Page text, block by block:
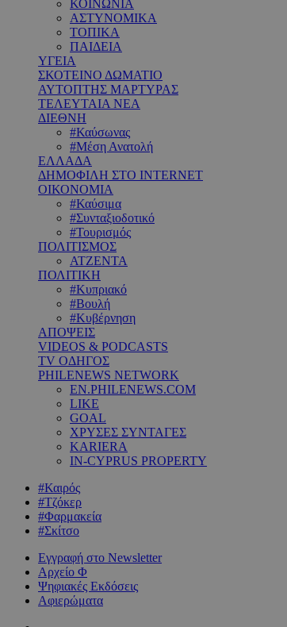
ΚΟΙΝΩΝΙΑ
ΑΣΤΥΝΟΜΙΚΑ
ΤΟΠΙΚΑ
ΠΑΙΔΕΙΑ
ΥΓΕΙΑ
ΣΚΟΤΕΙΝΟ ΔΩΜΑΤΙΟ
ΑΥΤΟΠΤΗΣ ΜΑΡΤΥΡΑΣ
ΤΕΛΕΥΤΑΙΑ ΝΕΑ
ΔΙΕΘΝΗ
#Καύσωνας
#Μέση Ανατολή
ΕΛΛΑΔΑ
ΔΗΜΟΦΙΛΗ ΣΤΟ INTERNET
ΟΙΚΟΝΟΜΙΑ
#Καύσιμα
#Συνταξιοδοτικό
#Τουρισμός
ΠΟΛΙΤΙΣΜΟΣ
ΑΤΖΕΝΤΑ
ΠΟΛΙΤΙΚΗ
#Κυπριακό
#Βουλή
#Κυβέρνηση
ΑΠΟΨΕΙΣ
VIDEOS & PODCASTS
TV ΟΔΗΓΟΣ
PHILENEWS NETWORK
EN.PHILENEWS.COM
LIKE
GOAL
ΧΡΥΣΕΣ ΣΥΝΤΑΓΕΣ
KARIERA
IN-CYPRUS PROPERTY
#Καιρός
#Τζόκερ
#Φαρμακεία
#Σκίτσο
Εγγραφή στο Newsletter
Αρχείο Φ
Ψηφιακές Εκδόσεις
Αφιερώματα